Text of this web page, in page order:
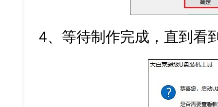
4、等待制作完成，直到看